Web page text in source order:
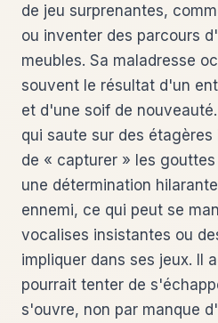
de jeu surprenantes,
ou inventer des parcours
meubles. Sa maladresse
souvent le résultat d'un
et d'une soif de
qui saute sur des
de « capturer » les
une détermination
ennemi, ce qui peut se
vocalises insistantes ou
impliquer dans ses jeux. Il
pourrait tenter de
s'ouvre, non par manque